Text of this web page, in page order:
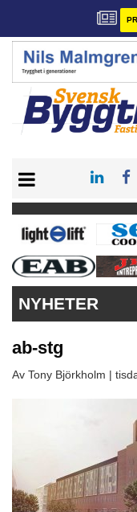
PRENUMERERA
VÅRA ANDRA
ANNONSERA
KONTAKT
NYHETER
ab-stg
Av Tony Björkholm |